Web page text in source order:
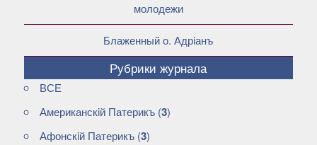
молодежи
Блаженный о. Адрiанъ
Рубрики журнала
ВСЕ
Американскiй Патерикъ(3)
Афонскiй Патерикъ(3)